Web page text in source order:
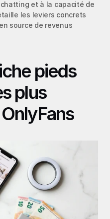
et à la capacité de
les leviers concrets
source de revenus
pieds
plus